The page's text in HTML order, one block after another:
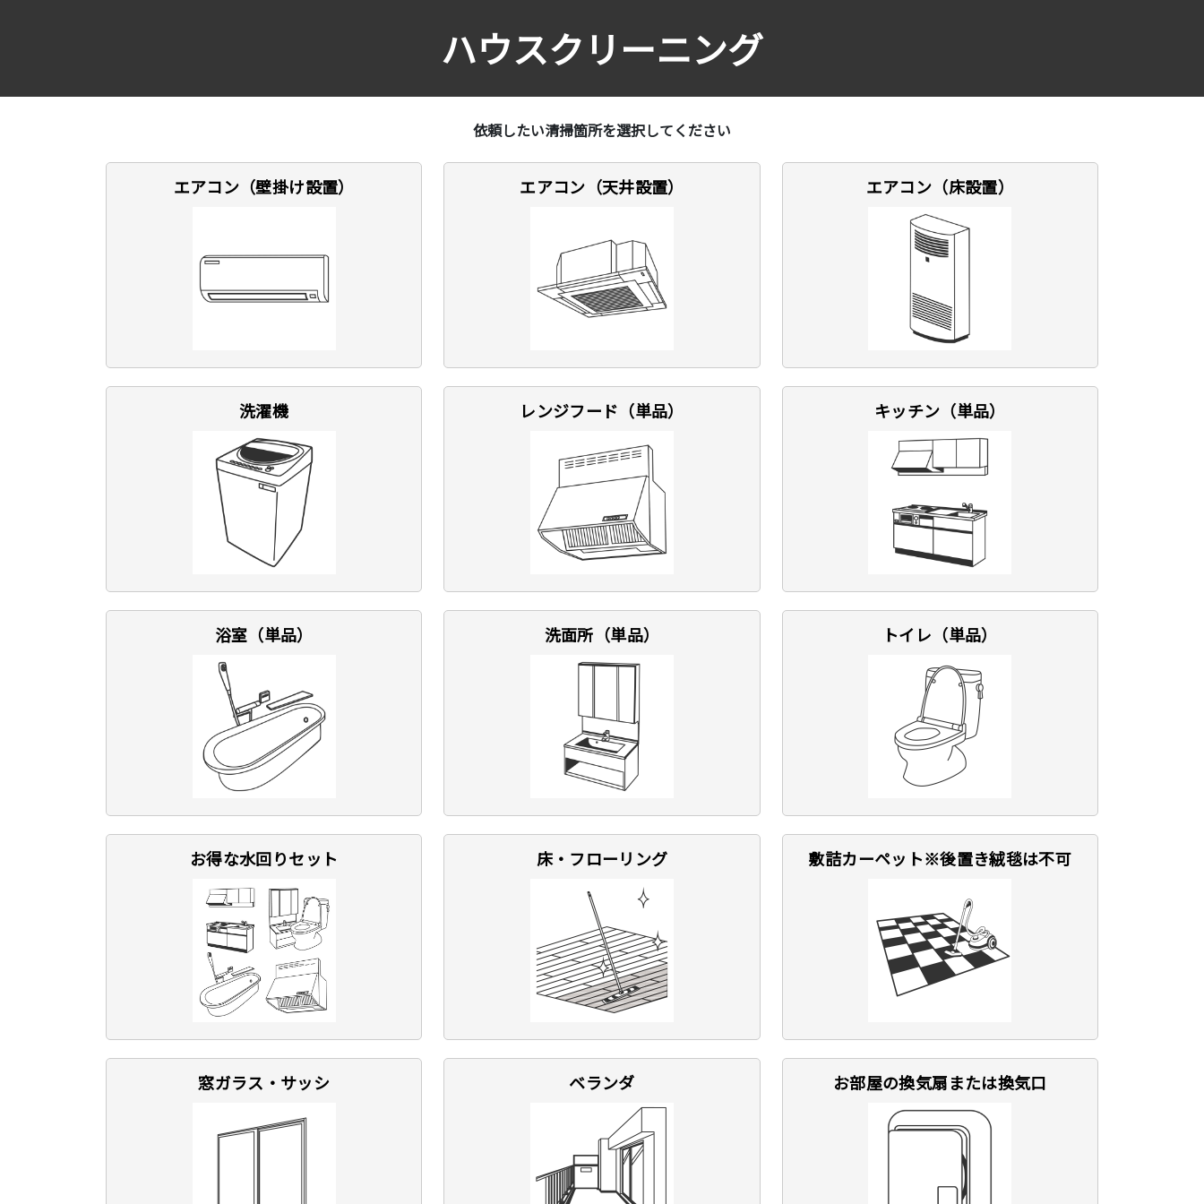
ハウスクリーニング
依頼したい清掃箇所を選択してください
エアコン（壁掛け設置） エアコン（天井設置） エアコン（床設置）
洗濯機 レンジフード（単品） キッチン（単品）
浴室（単品） 洗面所（単品） トイレ（単品）
お得な水回りセット 床・フローリング 敷詰カーペット※後置き絨毯は不可
窓ガラス・サッシ ベランダ お部屋の換気扇または換気口